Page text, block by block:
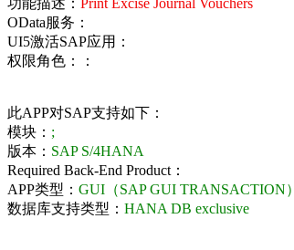
OData服务：
UI5激活SAP应用：
权限角色：：
此APP对SAP支持如下：
模块： ;
版本： SAP S/4HANA
Required Back-End Product：
APP类型： GUI（SAP GUI TRANSACTION）
数据库支持类型： HANA DB exclusive